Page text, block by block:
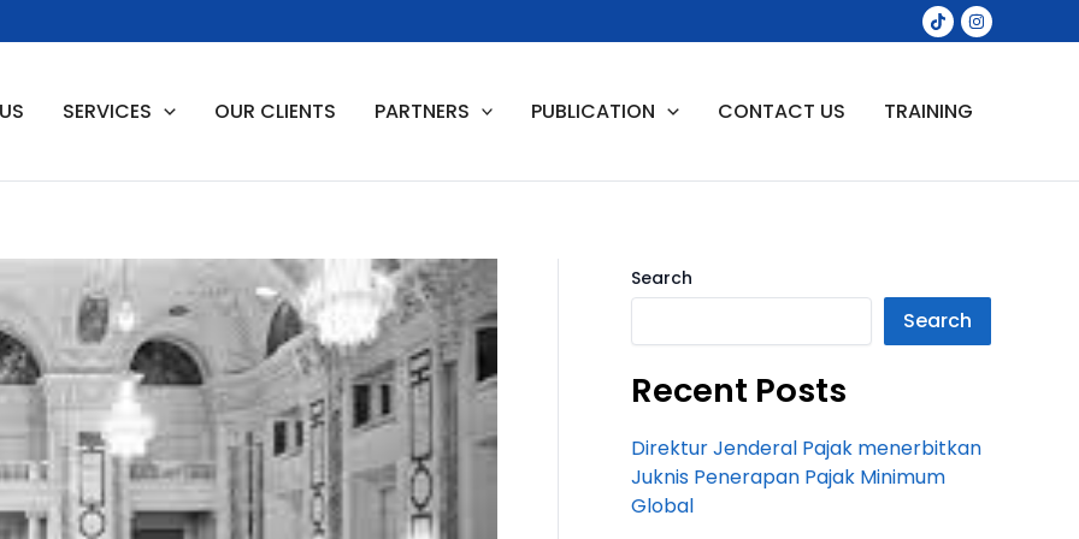
SERVICES OUR CLIENTS PARTNERS PUBLICATION CONTACT US TRAINING
Search
Search
Recent Posts
Direktur Jenderal Pajak menerbitkan
Juknis Penerapan Pajak Minimum
Global